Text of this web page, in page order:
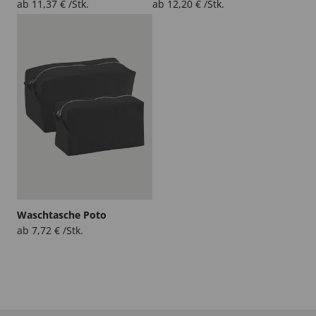
ab 11,37 € /Stk.
ab 12,20 € /Stk.
Waschtasche Poto
ab 7,72 € /Stk.